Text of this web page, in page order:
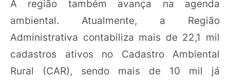
A região também avança na agenda
ambiental. Atualmente, a Região
Administrativa contabiliza mais de 22,1 mil
cadastros ativos no Cadastro Ambiental
Rural (CAR), sendo mais de 10 mil já